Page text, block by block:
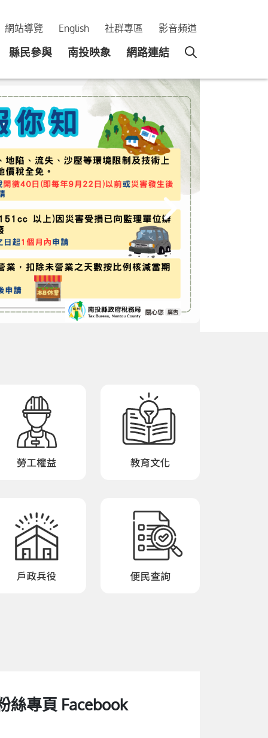
網站導覽 English 社群專區 影音頻道
縣民參與 南投映象 網路連結
絲專頁 Facebook